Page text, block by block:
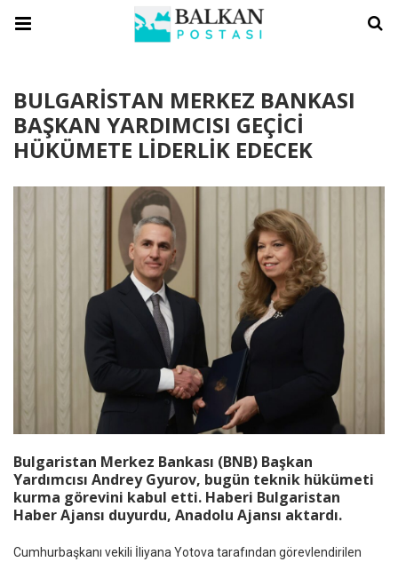
BULGARİSTAN MERKEZ BANKASI
BAŞKAN YARDIMCISI GEÇİCİ
HÜKÜMETE LİDERLİK EDECEK
Bulgaristan Merkez Bankası (BNB) Başkan
Yardımcısı Andrey Gyurov, bugün teknik hükümeti
kurma görevini kabul etti. Haberi Bulgaristan
Haber Ajansı duyurdu, Anadolu Ajansı aktardı.
Cumhurbaşkanı vekili İliyana Yotova tarafından görevlendirilen